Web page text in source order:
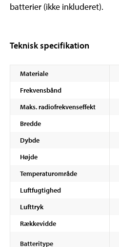
batterier (ikke inkluderet).
Teknisk specifikation
Materiale
Frekvensbånd
Maks. radiofrekvenseffekt
Bredde
Dybde
Højde
Temperaturområde
Luftfugtighed
Lufttryk
Rækkevidde
Batteritype